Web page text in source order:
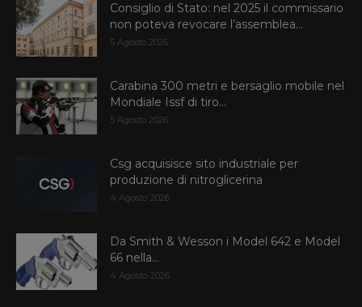
Consiglio di Stato: nel 2025 il commissario
non poteva revocare l’assemblea...
5 Agosto 2026
Carabina 300 metri e bersaglio mobile nel
Mondiale Issf di tiro...
5 Agosto 2026
Csg acquisisce sito industriale per
produzione di nitroglicerina
4 Agosto 2026
Da Smith & Wesson i Model 642 e Model
66 nella...
4 Agosto 2026